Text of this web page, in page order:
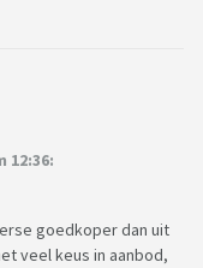
12:36:
goedkoper dan uit
veel keus in aanbod,